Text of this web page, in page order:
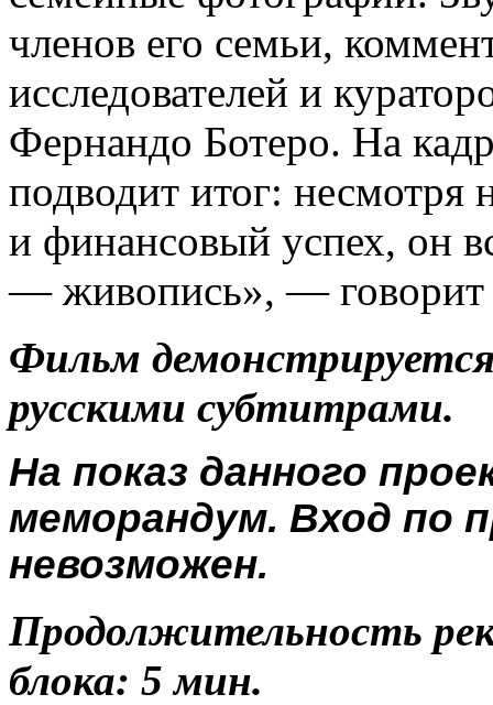
членов его семьи,
исследователей и
Фернандо Ботеро. На
подводит итог: несмотря
и финансовый успех, он
— живопись», — говорит
Фильм
русскими субтитрами.
На показ данного
меморандум. Вход по
невозможен.
Продолжительность
блока: 5мин.